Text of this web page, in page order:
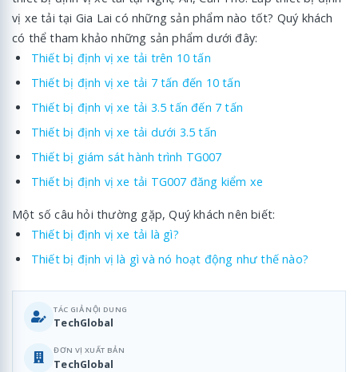
vị xe tải tại Gia Lai có những sản phẩm nào tốt? Quý khách
có thể tham khảo những sản phẩm dưới đây:
Thiết bị định vị xe tải trên 10 tấn
Thiết bị định vị xe tải 7 tấn đến 10 tấn
Thiết bị định vị xe tải 3.5 tấn đến 7 tấn
Thiết bị định vị xe tải dưới 3.5 tấn
Thiết bị giám sát hành trình TG007
Thiết bị định vị xe tải TG007 đăng kiểm xe
Một số câu hỏi thường gặp, Quý khách nên biết:
Thiết bị định vị xe tải là gì?
Thiết bị định vị là gì và nó hoạt động như thế nào?
TÁC GIẢ NỘI DUNG
TechGlobal
ĐƠN VỊ XUẤT BẢN
TechGlobal